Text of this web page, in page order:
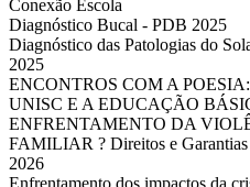
Conexão Escola
Diagnóstico Bucal - PDB 2025
Diagnóstico das Patologias do
2025
ENCONTROS COM A
UNISC E A EDUCAÇÃO
ENFRENTAMENTO DA
FAMILIAR ? Direitos e
2026